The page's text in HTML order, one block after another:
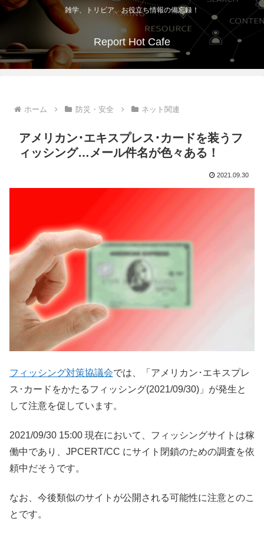
雑学、トリビア、お役立ち情報の備忘録！
Report Hot Cafe
ホーム 防災・安全 ネット関連
アメリカン･エキスプレス･カードを装うフ
ィッシング…メール件名が色々ある！
2021.09.30
フィッシング対策協議会では、「アメリカン･エキスプレ
ス･カードをかたるフィッシング(2021/09/30)」が発生と
して注意を促しています。
2021/09/30 15:00 現在において、フィッシングサイトは稼
働中であり、JPCERT/CC にサイト閉鎖のための調査を依
頼中だそうです。
なお、今後類似のサイトが公開される可能性に注意とのこ
とです。